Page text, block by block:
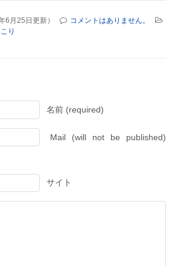
6月25日更新）
コメントはありません。
り
名前 (required)
Mail (will not be published)
サイト